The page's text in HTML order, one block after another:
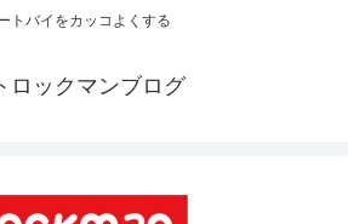
トバイをカッコよくする
ロックマンブログ